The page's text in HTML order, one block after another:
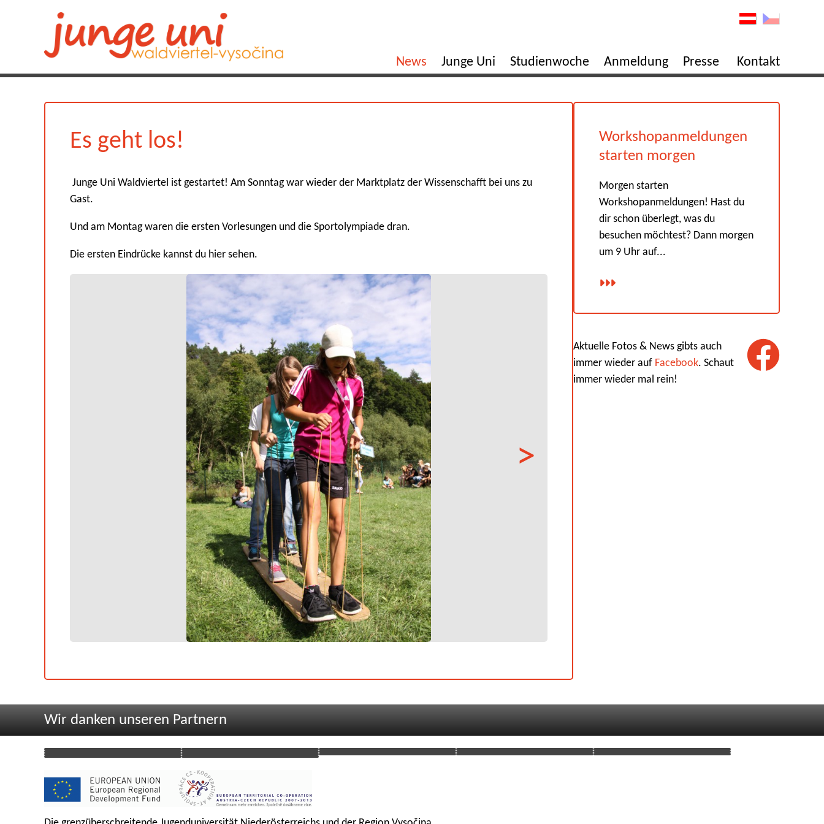
News Junge Uni Studienwoche Anmeldung Presse Kontakt
Es geht los!
Junge Uni Waldviertel ist gestartet! Am Sonntag war wieder der Marktplatz der Wissenschafft bei uns zu
Gast.
Und am Montag waren die ersten Vorlesungen und die Sportolympiade dran.
Die ersten Eindrücke kannst du hier sehen.
Workshopanmeldungen
starten morgen
Morgen starten
Workshopanmeldungen! Hast du
dir schon überlegt, was du
besuchen möchtest? Dann morgen
um 9 Uhr auf...
Aktuelle Fotos & News gibts auch
immer wieder auf Facebook. Schaut
immer wieder mal rein!
Wir danken unseren Partnern